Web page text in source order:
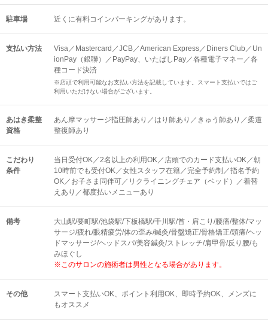
駐車場 近くに有料コインパーキングがあります。
支払い方法
Visa／Mastercard／JCB／American Express／Diners Club／Un
ionPay（銀聯）／PayPay、いたばしPay／各種電子マネー／各
種コード決済
※店頭で利用可能なお支払い方法を記載しています。スマート支払いではご
利用いただけない場合がございます。
あはき柔整
資格
あん摩マッサージ指圧師あり／はり師あり／きゅう師あり／柔道
整復師あり
こだわり
条件
当日受付OK／2名以上の利用OK／店頭でのカード支払いOK／朝
10時前でも受付OK／女性スタッフ在籍／完全予約制／指名予約
OK／お子さま同伴可／リクライニングチェア（ベッド）／着替
えあり／都度払いメニューあり
備考
大山駅/要町駅/池袋駅/下板橋駅/千川駅/首・肩こり/腰痛/整体/マッ
サージ/疲れ/眼精疲労/体の歪み/鍼灸/骨盤矯正/骨格矯正/頭痛/ヘッ
ドマッサージ/ヘッドスパ/美容鍼灸/ストレッチ/肩甲骨/反り腰/も
みほぐし
※このサロンの施術者は男性となる場合があります。
その他 スマート支払いOK ポイント利用OK 即時予約OK
メンズに
もオススメ